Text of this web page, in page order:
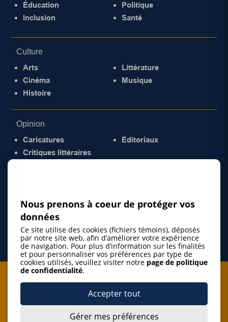
Éducation
Inclusion
Politique
Santé
Culture
Arts
Cinéma
Histoire
Littérature
Musique
Opinion
Caricatures
Critiques littéraires
Éditoriaux
Je m'abonne à l'infolettre
Nous prenons à coeur de protéger vos
données
Ce site utilise des cookies (fichiers témoins), déposés
par notre site web, afin d’améliorer votre expérience
de navigation. Pour plus d’information sur les finalités
et pour personnaliser vos préférences par type de
cookies utilisés, veuillez visiter notre page de politique
de confidentialité.
Accepter tout
Gérer mes préférences